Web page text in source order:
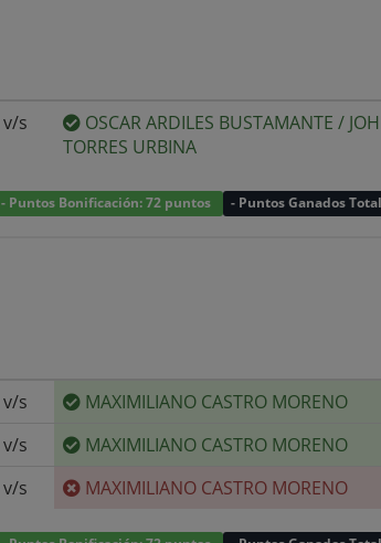
v/s OSCAR ARDILES BUSTAMANTE /
TORRES URBINA
- Puntos Bonificación: 72 puntos - Puntos Ganados
v/s MAXIMILIANO CASTRO MORENO
v/s MAXIMILIANO CASTRO MORENO
v/s MAXIMILIANO CASTRO MORENO